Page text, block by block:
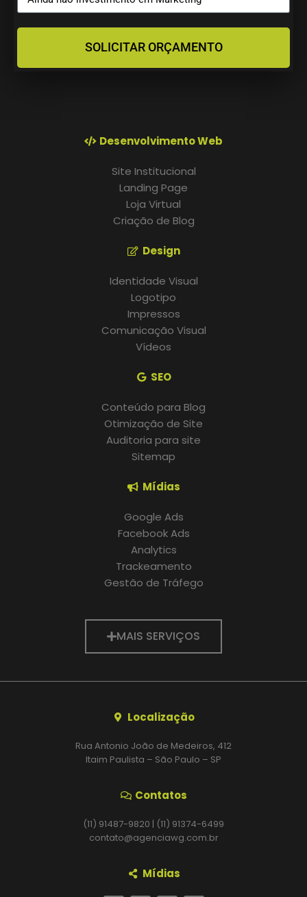
SOLICITAR ORÇAMENTO
Desenvolvimento Web
Site Institucional
Landing Page
Loja Virtual
Criação de Blog
Design
Identidade Visual
Logotipo
Impressos
Comunicação Visual
Vídeos
SEO
Conteúdo para Blog
Otimização de Site
Auditoria para site
Sitemap
Mídias
Google Ads
Facebook Ads
Analytics
Trackeamento
Gestão de Tráfego
MAIS SERVIÇOS
Localização
Rua Antonio João de Medeiros, 412
Itaim Paulista – São Paulo – SP
Contatos
(11) 91487-9820 | (11) 91374-6499
contato@agenciawg.com.br
Mídias